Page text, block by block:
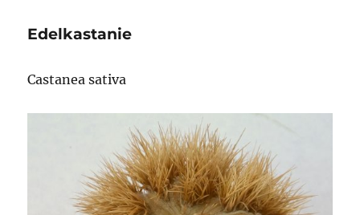
Edelkastanie
Castanea sativa